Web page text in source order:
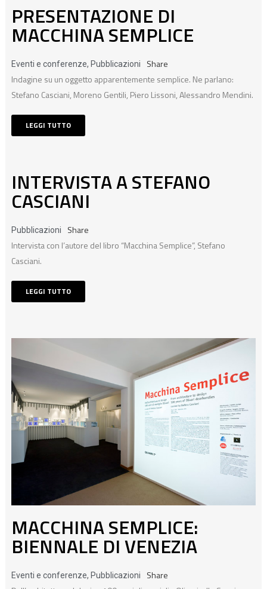
PRESENTAZIONE DI
MACCHINA SEMPLICE
Eventi e conferenze, Pubblicazioni
Share
Indagine su un oggetto apparentemente semplice. Ne parlano:
Stefano Casciani, Moreno Gentili, Piero Lissoni, Alessandro Mendini.
LEGGI TUTTO
INTERVISTA A STEFANO
CASCIANI
Pubblicazioni
Share
Intervista con l’autore del libro “Macchina Semplice”, Stefano
Casciani.
LEGGI TUTTO
MACCHINA SEMPLICE:
BIENNALE DI VENEZIA
Eventi e conferenze, Pubblicazioni
Share